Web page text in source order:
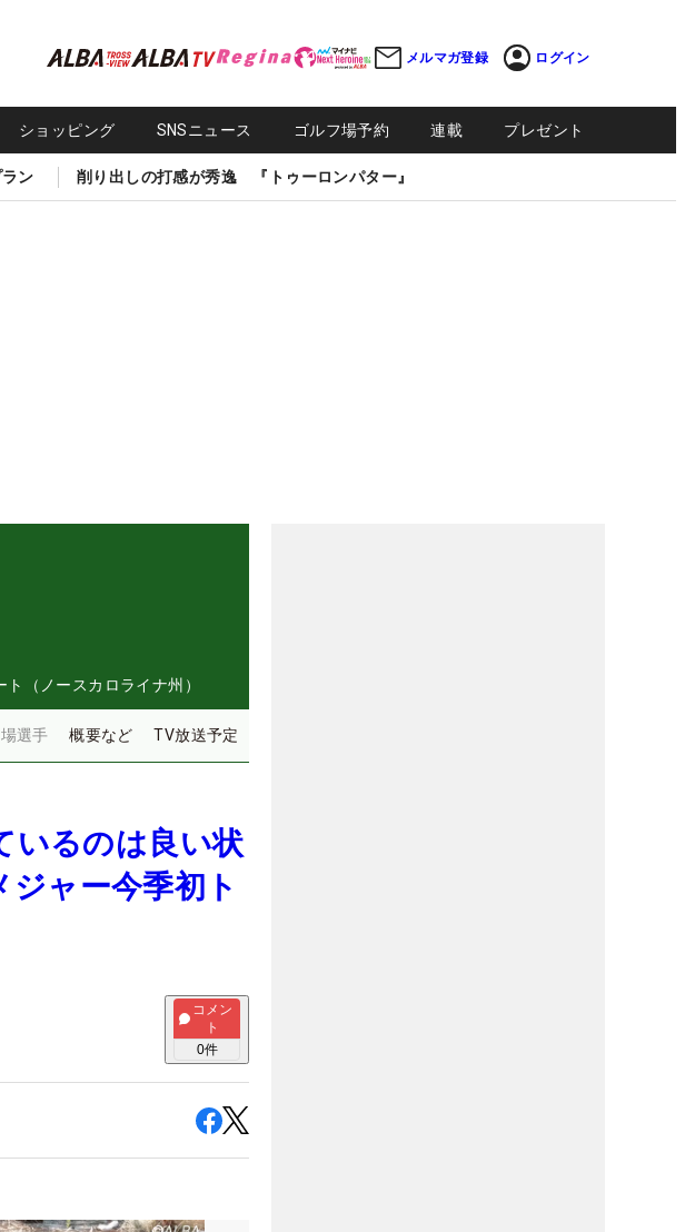
メルマガ登録 ログイン
ショッピング SNSニュース ゴルフ場予約 連載 プレゼント
ン 削り出しの打感が秀逸 『トゥーロンパター』
（ノースカロライナ州）
選手 概要など TV放送予定
いるのは良い状
ャー今季初ト
コメン
ト
0件